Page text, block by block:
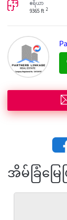
ဧရိယာ
9365 ft2
အိမ်ခြံမြေပ